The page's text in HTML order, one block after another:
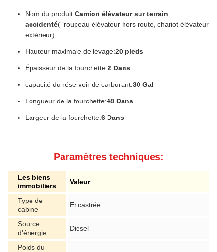
Nom du produit:Camion élévateur sur terrain
accidenté(Troupeau élévateur hors route, chariot élévateur
extérieur)
Hauteur maximale de levage:20 pieds
Épaisseur de la fourchette:2 Dans
capacité du réservoir de carburant:30 Gal
Longueur de la fourchette:48 Dans
Largeur de la fourchette:6 Dans
Paramètres techniques:
Les biens
immobiliers
Valeur
Type de
cabine
Encastrée
Source
d'énergie
Diesel
Poids du